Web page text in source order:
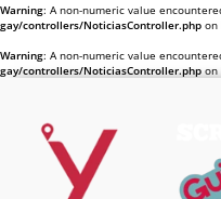
Warning: A non-numeric value
gay/controllers/NoticiasController.php on
Warning: A non-numeric value
gay/controllers/NoticiasController.php on